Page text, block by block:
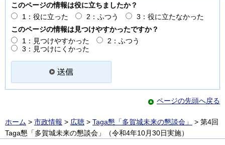
このページの情報は役に立ちましたか？
1：役に立った
2：ふつう
3：役に立たなかった
このページの情報は見つけやすかったですか？
1：見つけやすかった
2：ふつう
3：見つけにくかった
ページの先頭へ戻る
ホーム > 市政情報 > 広聴 > Taga懇「多賀城未来の懇談会」
> 第4回
Taga懇「多賀城未来の懇談会」（令和4年10月30日実施）